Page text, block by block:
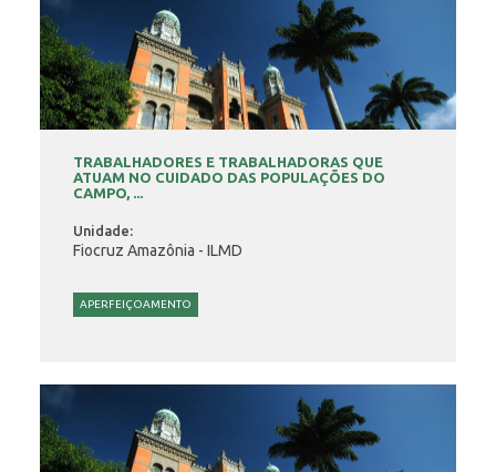
TRABALHADORES E TRABALHADORAS QUE
ATUAM NO CUIDADO DAS POPULAÇÕES DO
CAMPO, ...
Unidade:
Fiocruz Amazônia - ILMD
APERFEIÇOAMENTO